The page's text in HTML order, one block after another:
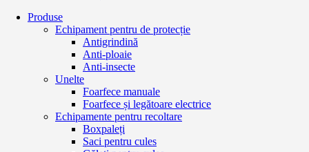
Produse
Echipament pentru de protecție
Antigrindină
Anti-ploaie
Anti-insecte
Unelte
Foarfece manuale
Foarfece și legătoare electrice
Echipamente pentru recoltare
Boxpaleți
Saci pentru cules